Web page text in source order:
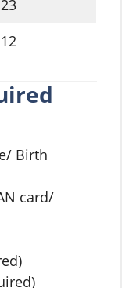
23
12
Birth
card/